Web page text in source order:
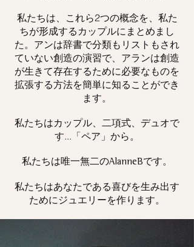
私たちは、これら2つの概念を、私た
ちが形成するカップルにまとめまし
た。アンは辞書で分類もリストもされ
ていない創造の演習で、アランは創造
が生きて存在するために必要なものを
拡張する方法を簡単に知ることができ
ます。
私たちはカップル、二項式、デュオで
す...「ペア」から。
私たちは唯一無二のAlanneBです。
私たちはあなたである喜びを生み出す
ためにジュエリーを作ります。